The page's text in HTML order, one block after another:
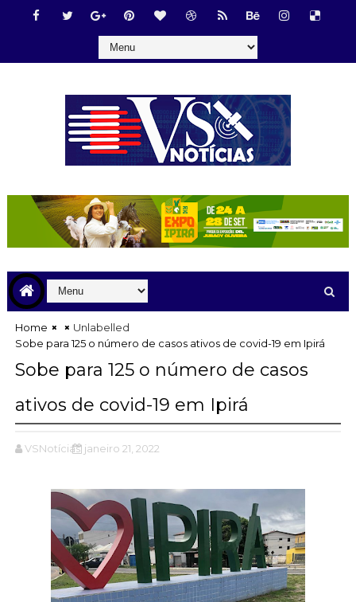
Home
Unlabelled
Sobe para 125 o número de casos ativos de covid-19 em Ipirá
Sobe para 125 o número de casos
ativos de covid-19 em Ipirá
VSNotícias janeiro 21, 2022